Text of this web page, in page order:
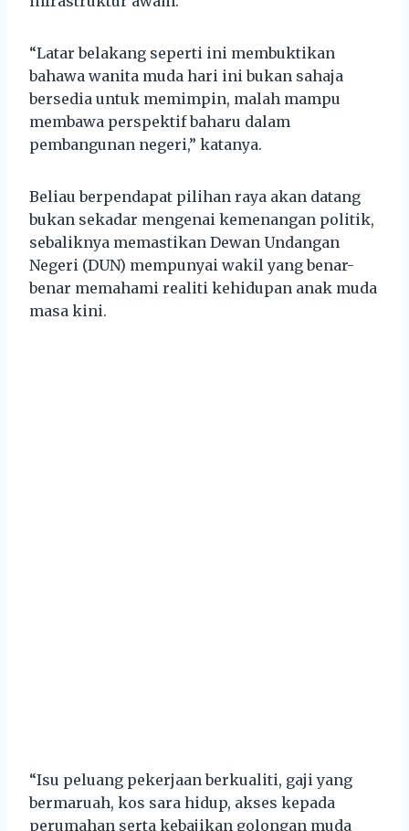
“Latar belakang seperti ini membuktikan
bahawa wanita muda hari ini bukan sahaja
bersedia untuk memimpin, malah mampu
membawa perspektif baharu dalam
pembangunan negeri,” katanya.
Beliau berpendapat pilihan raya akan datang
bukan sekadar mengenai kemenangan politik,
sebaliknya memastikan Dewan Undangan
Negeri (DUN) mempunyai wakil yang benar-
benar memahami realiti kehidupan anak muda
masa kini.
“Isu peluang pekerjaan berkualiti, gaji yang
bermaruah, kos sara hidup, akses kepada
perumahan serta kebajikan golongan muda